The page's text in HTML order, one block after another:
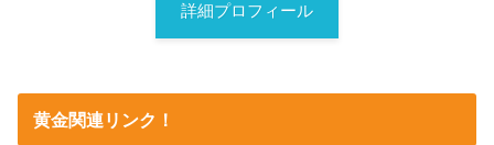
詳細プロフィール
黄金関連リンク！